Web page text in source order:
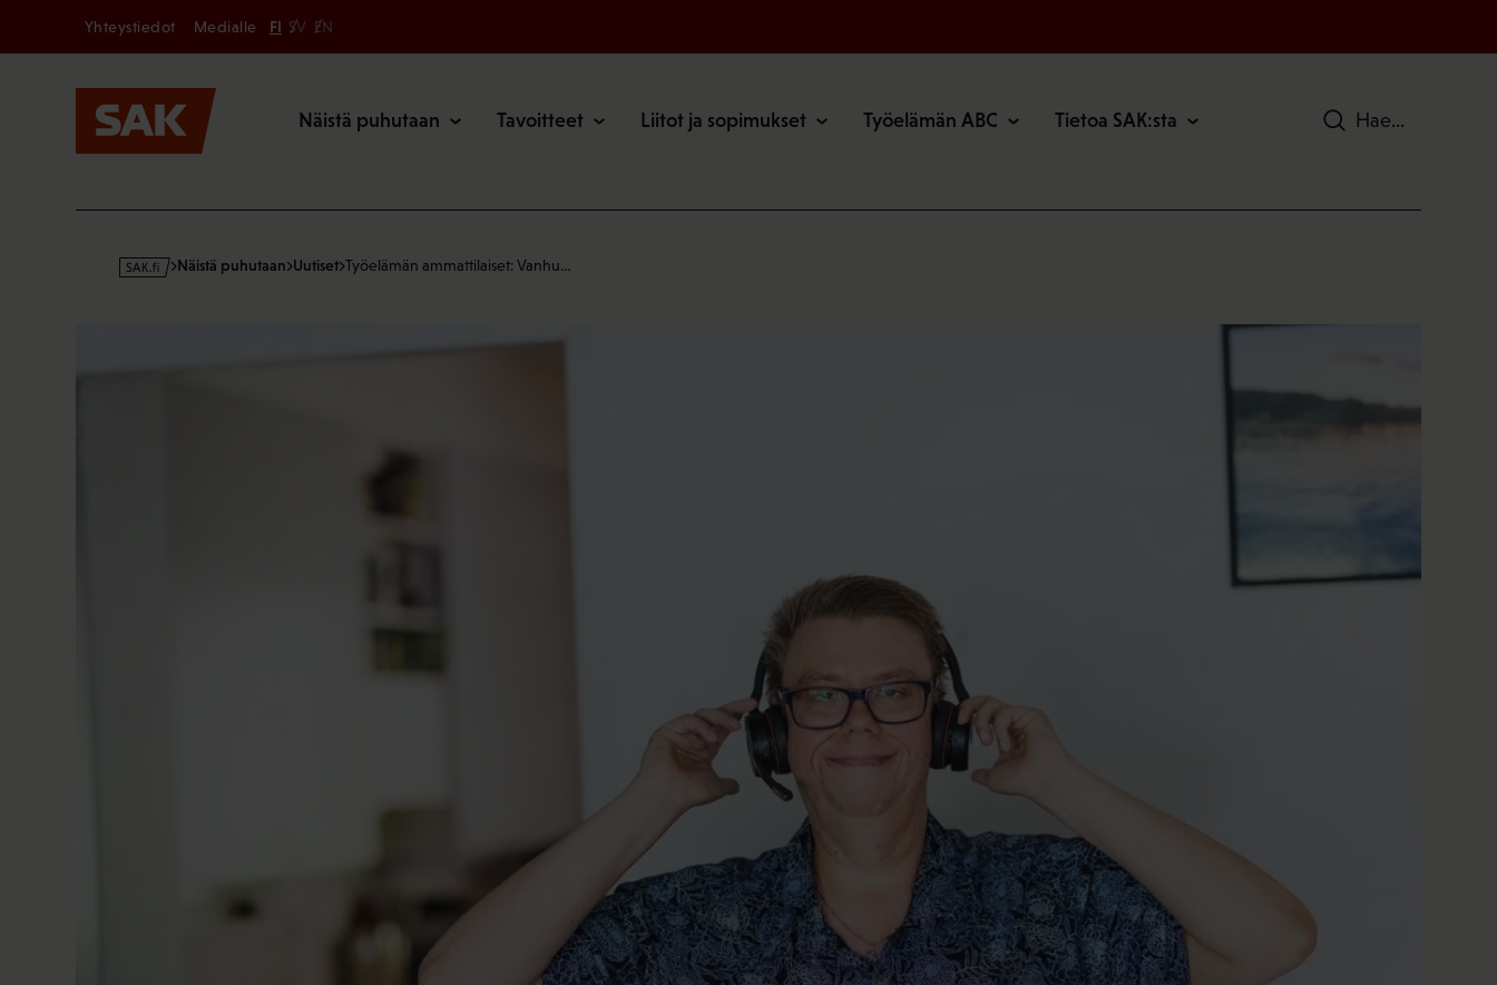
Secondary
Yhteystiedot Medialle FI SV EN
Näistä puhutaan Tavoitteet Liitot ja sopimukset Työelämän ABC Tietoa SAK:sta Hae
s
Näistä puhutaan Uutiset Työelämän ammattilaiset: Vanhu…